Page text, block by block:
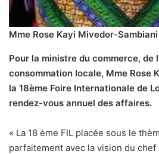
Mme Rose Kayi Mivedor-Sambiani
Pour la ministre du commerce, de
consommation locale, Mme Rose
la 18ème Foire Internationale de
rendez-vous annuel des affaires.
« La 18 ème FIL placée sous le
parfaitement avec la vision du chef